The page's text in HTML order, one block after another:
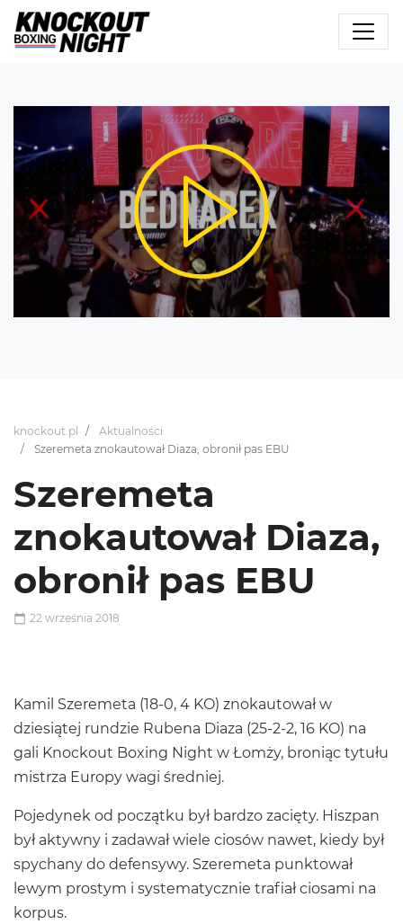
knockout.pl
Aktualności
Szeremeta znokautował Diaza, obronił pas EBU
Szeremeta
znokautował Diaza,
obronił pas EBU
22 września 2018
Kamil Szeremeta (18-0, 4 KO) znokautował w
dziesiątej rundzie Rubena Diaza (25-2-2, 16 KO) na
gali Knockout Boxing Night w Łomży, broniąc tytułu
mistrza Europy wagi średniej.
Pojedynek od początku był bardzo zacięty. Hiszpan
był aktywny i zadawał wiele ciosów nawet, kiedy był
spychany do defensywy. Szeremeta punktował
lewym prostym i systematycznie trafiał ciosami na
korpus.